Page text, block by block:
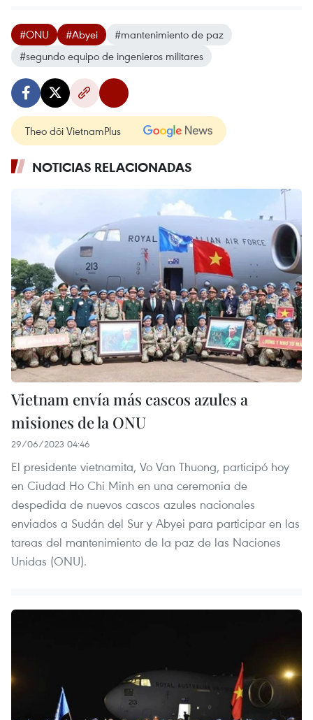
#ONU #Abyei
#mantenimiento de paz
#segundo equipo de ingenieros militares
Theo dõi VietnamPlus
NOTICIAS RELACIONADAS
Vietnam envía más cascos azules a
misiones de la ONU
29/06/2023 04:46
El presidente vietnamita, Vo Van Thuong, participó hoy
en Ciudad Ho Chi Minh en una ceremonia de
despedida de nuevos cascos azules nacionales
enviados a Sudán del Sur y Abyei para participar en las
tareas del mantenimiento de la paz de las Naciones
Unidas (ONU).